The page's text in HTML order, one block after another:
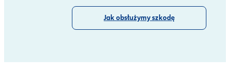
Jak obsłużymy szkodę